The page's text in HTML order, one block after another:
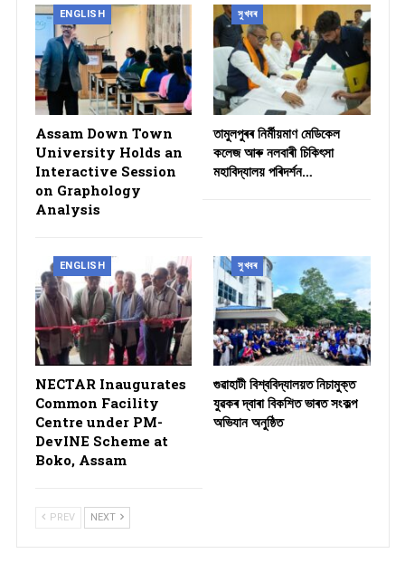
ENGLISH
Assam Down Town
University Holds an
Interactive Session
on Graphology
Analysis
সুখবৰ
তামুলপুৰৰ নিৰ্মীয়মাণ মেডিকেল
কলেজ আৰু নলবাৰী চিকিৎসা
মহাবিদ্যালয় পৰিদৰ্শন…
ENGLISH
NECTAR Inaugurates
Common Facility
Centre under PM-
DevINE Scheme at
Boko, Assam
সুখবৰ
গুৱাহাটী বিশ্ববিদ্যালয়ত নিচামুক্ত
যুৱকৰ দ্বাৰা বিকশিত ভাৰত সংকল্প
অভিযান অনুষ্ঠিত
PREV NEXT